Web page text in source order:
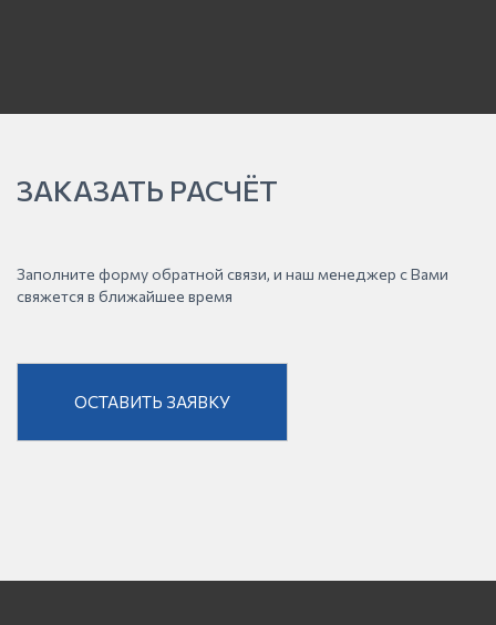
ЗАКАЗАТЬ РАСЧЁТ
Заполните форму обратной связи, и наш менеджер с Вами
свяжется в ближайшее время
ОСТАВИТЬ ЗАЯВКУ